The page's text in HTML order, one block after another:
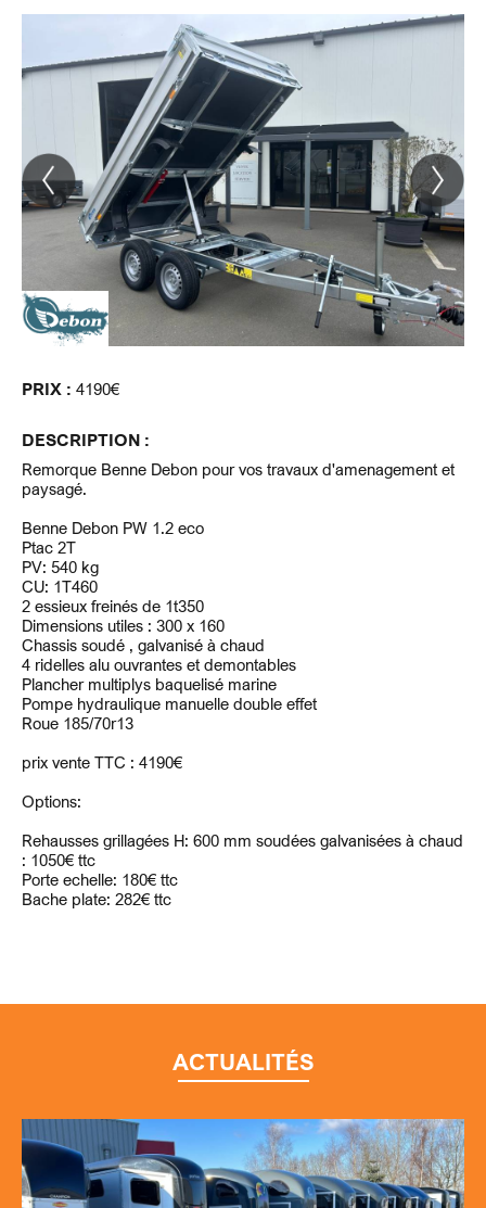
PRIX : 4190€
DESCRIPTION :
Remorque Benne Debon pour vos travaux d'amenagement et
paysagé.
Benne Debon PW 1.2 eco
Ptac 2T
PV: 540 kg
CU: 1T460
2 essieux freinés de 1t350
Dimensions utiles : 300 x 160
Chassis soudé , galvanisé à chaud
4 ridelles alu ouvrantes et demontables
Plancher multiplys baquelisé marine
Pompe hydraulique manuelle double effet
Roue 185/70r13
prix vente TTC : 4190€
Options:
Rehausses grillagées H: 600 mm soudées galvanisées à chaud
: 1050€ ttc
Porte echelle: 180€ ttc
Bache plate: 282€ ttc
ACTUALITÉS